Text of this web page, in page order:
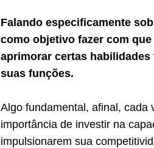
Falando especificamente
como objetivo fazer com
aprimorar certas
suas funções.
Algo fundamental, afinal, cada
importância de investir na
impulsionarem sua